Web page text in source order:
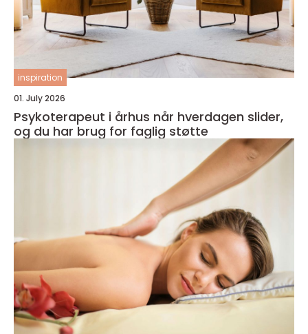
inspiration
01. July 2026
Psykoterapeut i århus når hverdagen slider,
og du har brug for faglig støtte